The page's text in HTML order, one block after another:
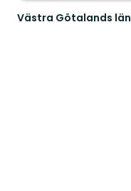
Västra Götalands län